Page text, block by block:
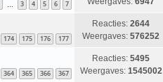
3 4 5 6 7
174 175 176 177
Reacties: 2644
Weergaves: 576252
364 365 366 367
Reacties: 5495
Weergaves: 1545002